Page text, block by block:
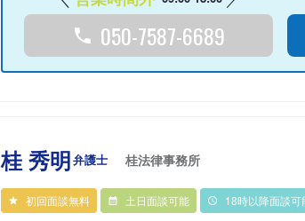
050-7587-6689
桂 秀明弁護士 桂法律事務所
初回面談無料 土日面談可能 18時以降面談可